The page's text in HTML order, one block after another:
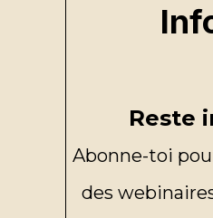
Reste
Abonne-toi
des